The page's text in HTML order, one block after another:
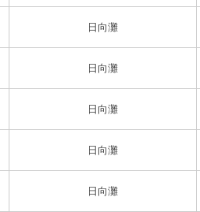
日向灘
日向灘
日向灘
日向灘
日向灘